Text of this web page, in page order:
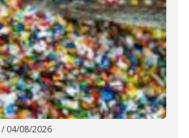
/ 04/08/2026